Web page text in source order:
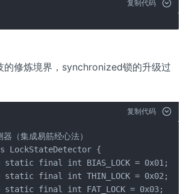
复制代码
的修炼境界，synchronized锁的升级过
复制代码
（集成易筋经心法）
LockStateDetector {
static final int BIAS_LOCK = 0x01;
static final int THIN_LOCK = 0x02;
static final int FAT_LOCK = 0x03;